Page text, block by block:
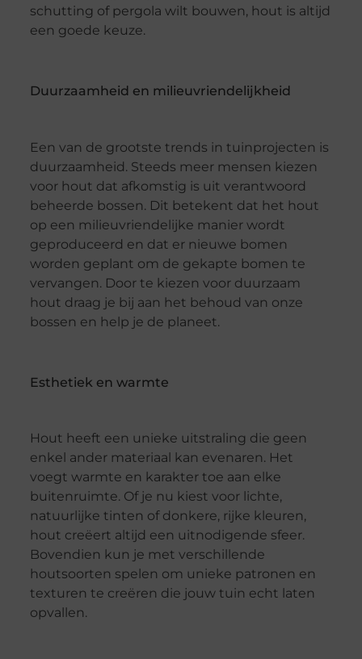
schutting of pergola wilt bouwen, hout is altijd
een goede keuze.
Duurzaamheid en milieuvriendelijkheid
Een van de grootste trends in tuinprojecten is
duurzaamheid. Steeds meer mensen kiezen
voor hout dat afkomstig is uit verantwoord
beheerde bossen. Dit betekent dat het hout
op een milieuvriendelijke manier wordt
geproduceerd en dat er nieuwe bomen
worden geplant om de gekapte bomen te
vervangen. Door te kiezen voor duurzaam
hout draag je bij aan het behoud van onze
bossen en help je de planeet.
Esthetiek en warmte
Hout heeft een unieke uitstraling die geen
enkel ander materiaal kan evenaren. Het
voegt warmte en karakter toe aan elke
buitenruimte. Of je nu kiest voor lichte,
natuurlijke tinten of donkere, rijke kleuren,
hout creëert altijd een uitnodigende sfeer.
Bovendien kun je met verschillende
houtsoorten spelen om unieke patronen en
texturen te creëren die jouw tuin echt laten
opvallen.